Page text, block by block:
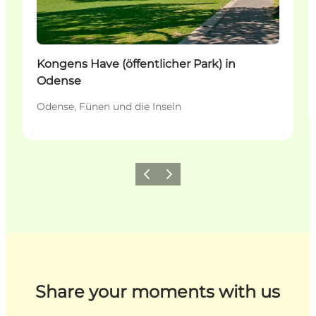
Kongens Have (öffentlicher Park) in
Odense
Odense, Fünen und die Inseln
ZurückWeiter
Share your moments with us